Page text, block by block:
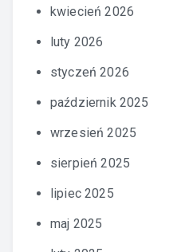
kwiecień 2026
luty 2026
styczeń 2026
październik 2025
wrzesień 2025
sierpień 2025
lipiec 2025
maj 2025